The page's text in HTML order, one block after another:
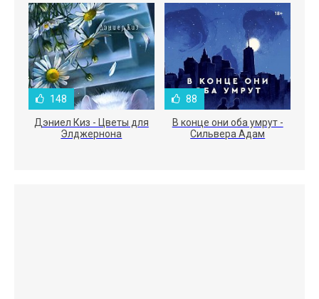
148
Дэниел Киз - Цветы для
Элджернона
88
В конце они оба умрут -
Сильвера Адам